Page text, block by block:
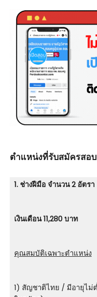
ตําแหน่งที่รับสมัครสอ
1. ช่างฝีมือ จำนวน 2 อัตรา
เงินเดือน 11,280 บาท
คุณสมบัติเฉพาะตำแหน่ง
1) สัญชาติไทย / มีอายุไม่